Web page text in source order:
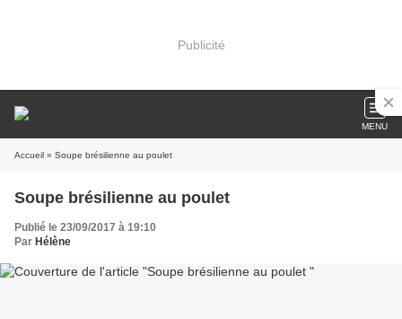
Publicité
MENU
Accueil » Soupe brésilienne au poulet
Soupe brésilienne au poulet
Publié le 23/09/2017 à 19:10
Par Hélène